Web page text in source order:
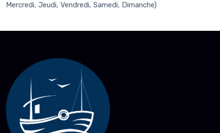
Mercredi, Jeudi, Vendredi, Samedi, Dimanche)